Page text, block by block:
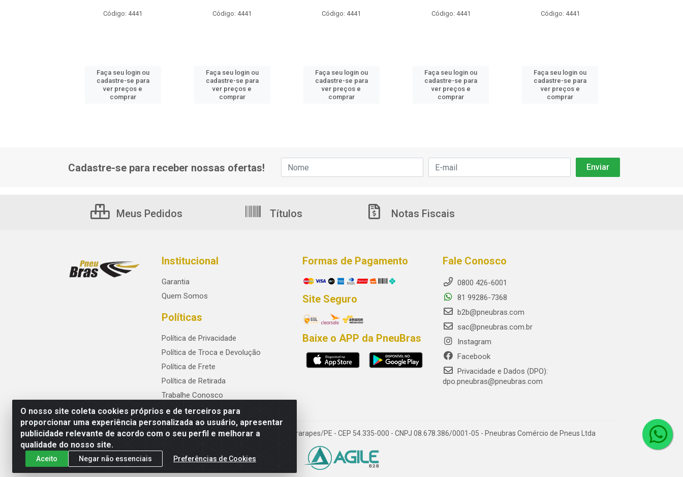
Código: 4441
Faça seu login ou
cadastre-se para
ver preços e
comprar
Código: 4441
Faça seu login ou
cadastre-se para
ver preços e
comprar
Código: 4441
Faça seu login ou
cadastre-se para
ver preços e
comprar
Código: 4441
Faça seu login ou
cadastre-se para
ver preços e
comprar
Código: 4441
Faça seu login ou
cadastre-se para
ver preços e
comprar
O nosso site coleta cookies próprios e de terceiros para
proporcionar uma experiência personalizada ao usuário, apresentar
publicidade relevante de acordo com o seu perfil e melhorar a
qualidade do nosso site.
Aceito Negar não essenciais Preferências de Cookies
Cadastre-se para receber nossas ofertas!
Meus Pedidos Títulos Notas Fiscais
Institucional
Garantia
Quem Somos
Políticas
Política de Privacidade
Política de Troca e Devolução
Política de Frete
Política de Retirada
Trabalhe Conosco
Formas de Pagamento
Site Seguro
Baixe o APP da PneuBras
Fale Conosco
0800 426-6001
81 99286-7368
b2b@pneubras.com
sac@pneubras.com.br
Instagram
Facebook
Privacidade e Dados (DPO):
dpo.pneubras@pneubras.com
PneuBras - Rodovia BR-101, KM 82 - Prazeres, Jaboatão dos Guararapes/PE - CEP 54.335-000 - CNPJ 08.678.386/0001-05 - Pneubras Comércio de Pneus Ltda